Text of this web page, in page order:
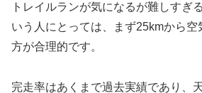
トレイルランが気になるが難しすぎ
いう人にとっては、まず25kmから
方が合理的です。
完走率はあくまで過去実績であり、